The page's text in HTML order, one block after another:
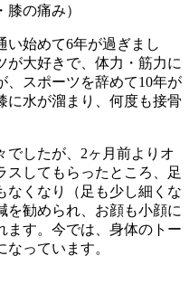
の痛み）
い始めて6年が過ぎまし
が大好きで、体力・筋力に
、スポーツを辞めて10年が
に水が溜まり、何度も接骨
でしたが、2ヶ月前よりオ
スしてもらったところ、足
なくなり（足も少し細くな
を勧められ、お顔も小顔に
ます。今では、身体のトー
っています。